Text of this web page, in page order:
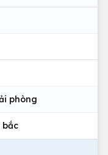
phòng